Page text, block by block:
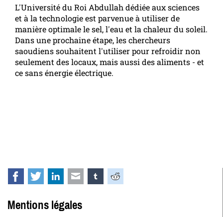
L'Université du Roi Abdullah dédiée aux sciences
et à la technologie est parvenue à utiliser de
manière optimale le sel, l'eau et la chaleur du soleil.
Dans une prochaine étape, les chercheurs
saoudiens souhaitent l'utiliser pour refroidir non
seulement des locaux, mais aussi des aliments - et
ce sans énergie électrique.
Facebook
TwitterLinkedInE-mail tumblrReddit
Mentions légales